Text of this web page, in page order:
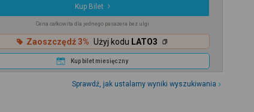
Kup Bilet
Cena całkowita dla jednego pasażera bez ulgi
Zaoszczędź 3% Użyj kodu LATO3
Kup bilet miesięczny
Sprawdź, jak ustalamy wyniki wyszukiwania